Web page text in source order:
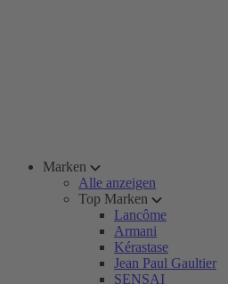
Marken
Alle anzeigen
Top Marken
Lancôme
Armani
Kérastase
Jean Paul Gaultier
SENSAI